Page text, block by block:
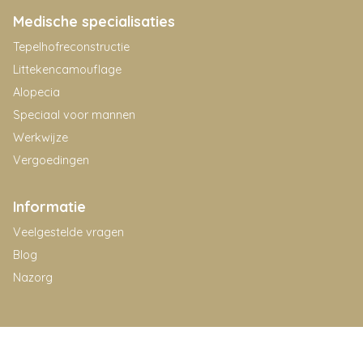
Medische specialisaties
Tepelhofreconstructie
Littekencamouflage
Alopecia
Speciaal voor mannen
Werkwijze
Vergoedingen
Informatie
Veelgestelde vragen
Blog
Nazorg